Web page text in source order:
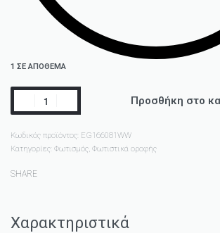
1 ΣΕ ΑΠΌΘΕΜΑ
Προσθήκη στο
Κωδικός προϊόντος: EG166081WW
Κατηγορίες: Φωτισμός, Φωτιστικά οροφής
SHARE
Χαρακτηριστικά